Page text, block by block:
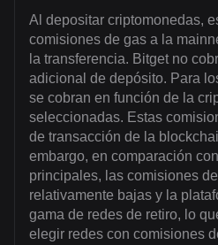
Al depositar criptomonedas,
comisiones de gas a la
la transferencia. Bitget no
adicional de depósito. Para
se cobran en función de la
seleccionadas. Estas
de transacción de la
embargo, en comparación
principales, las comisiones
relativamente bajas y la
gama de redes de retiro, lo
elegir redes con comisiones